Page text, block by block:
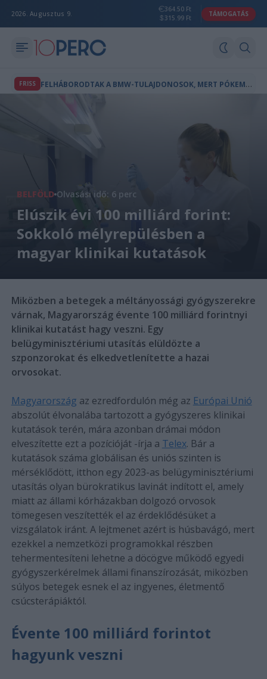
2026. Augusztus 9.
364.50 Ft
315.99 Ft
TÁMOGATÁS
FRISS F
ELHÁBORODTAK A BMW-TULAJDONOSOK, MERT PÓKEMBER-REKLÁM JELENT MEG AZ AUTÓIK FEDÉLZETI KÉPERNYŐJÉN
BELFÖLD Olvasási idő: 6 perc
Elúszik évi 100 milliárd forint:
Sokkoló mélyrepülésben a
magyar klinikai kutatások
Miközben a betegek a méltányossági gyógyszerekre
várnak, Magyarország évente 100 milliárd forintnyi
klinikai kutatást hagy veszni. Egy
belügyminisztériumi utasítás elüldözte a
szponzorokat és elkedvetlenítette a hazai
orvosokat.
Magyarország az ezredfordulón még az Európai Unió
abszolút élvonalába tartozott a gyógyszeres klinikai
kutatások terén, mára azonban drámai módon
elveszítette ezt a pozícióját -írja a Telex. Bár a
kutatások száma globálisan és uniós szinten is
mérséklődött, itthon egy 2023-as belügyminisztériumi
utasítás olyan bürokratikus lavinát indított el, amely
miatt az állami kórházakban dolgozó orvosok
tömegesen veszítették el az érdeklődésüket a
vizsgálatok iránt. A lejtmenet azért is húsbavágó, mert
ezekkel a nemzetközi programokkal részben
tehermentesíteni lehetne a döcögve működő egyedi
gyógyszerkérelmek állami finanszírozását, miközben
súlyos betegek esnek el az ingyenes, életmentő
csúcsterápiáktól.
Évente 100 milliárd forintot
hagyunk veszni